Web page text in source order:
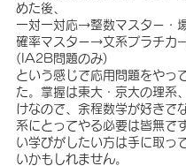
めた後、
一対一対応→整数マスター・
確率マスター→文系プラチカ
(IA2B問題のみ)
という感じで応用問題をやっ
た。掌握は東大・京大の理系
けなので、余程数学が好きで
系にとってやる必要は皆無で
い学びがしたい方は手に取っ
いかもしれません。